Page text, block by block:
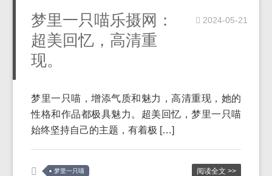
梦里一只喵乐摄网：
超美回忆，高清重
现。
2024-05-21
梦里一只喵，增添气质和魅力，高清重现，她的
性格和作品都极具魅力。超美回忆，梦里一只喵
始终坚持自己的主题，有着极 […]
梦里一只喵 阅读全文 >>